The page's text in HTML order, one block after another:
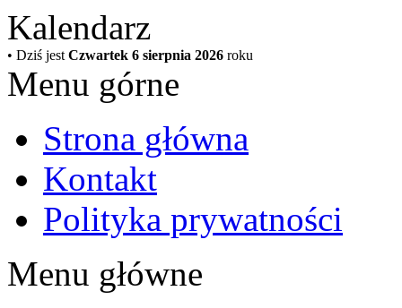
Kalendarz
• Dziś jest Czwartek 6 sierpnia 2026 roku
Menu górne
Strona główna
Kontakt
Polityka prywatności
Menu główne